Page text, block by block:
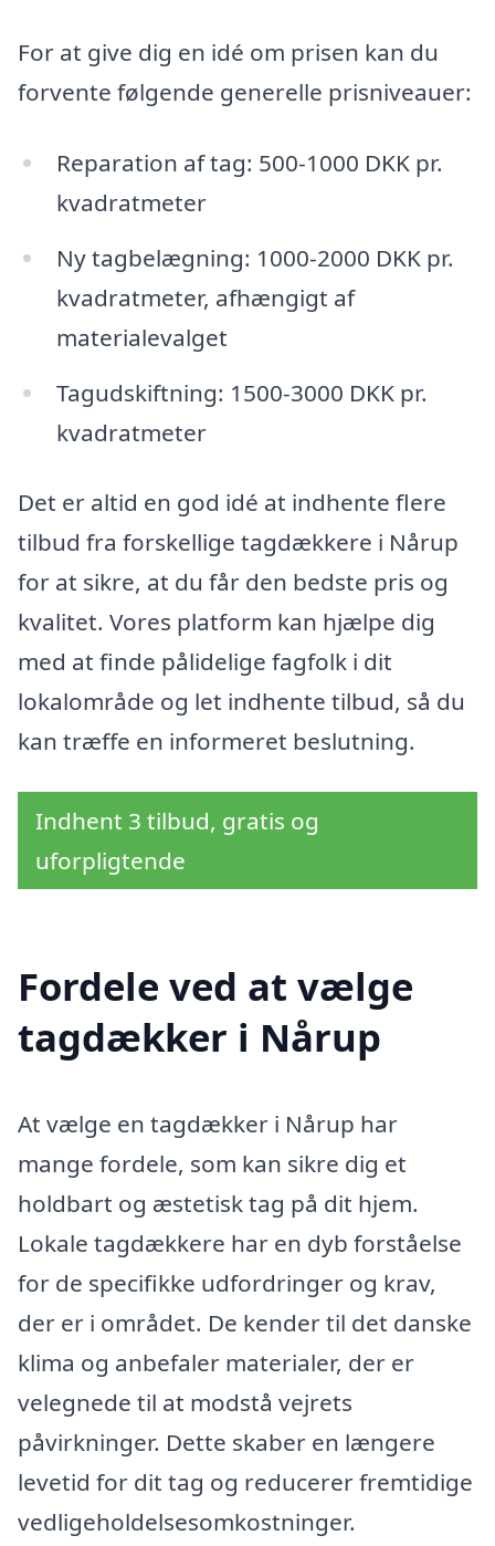
For at give dig en idé om prisen kan du
forvente følgende generelle prisniveauer:
Reparation af tag: 500-1000 DKK pr.
kvadratmeter
Ny tagbelægning: 1000-2000 DKK pr.
kvadratmeter, afhængigt af
materialevalget
Tagudskiftning: 1500-3000 DKK pr.
kvadratmeter
Det er altid en god idé at indhente flere
tilbud fra forskellige tagdækkere i Nårup
for at sikre, at du får den bedste pris og
kvalitet. Vores platform kan hjælpe dig
med at finde pålidelige fagfolk i dit
lokalområde og let indhente tilbud, så du
kan træffe en informeret beslutning.
Indhent 3 tilbud, gratis og
uforpligtende
Fordele ved at vælge
tagdækker i Nårup
At vælge en tagdækker i Nårup har
mange fordele, som kan sikre dig et
holdbart og æstetisk tag på dit hjem.
Lokale tagdækkere har en dyb forståelse
for de specifikke udfordringer og krav,
der er i området. De kender til det danske
klima og anbefaler materialer, der er
velegnede til at modstå vejrets
påvirkninger. Dette skaber en længere
levetid for dit tag og reducerer fremtidige
vedligeholdelsesomkostninger.